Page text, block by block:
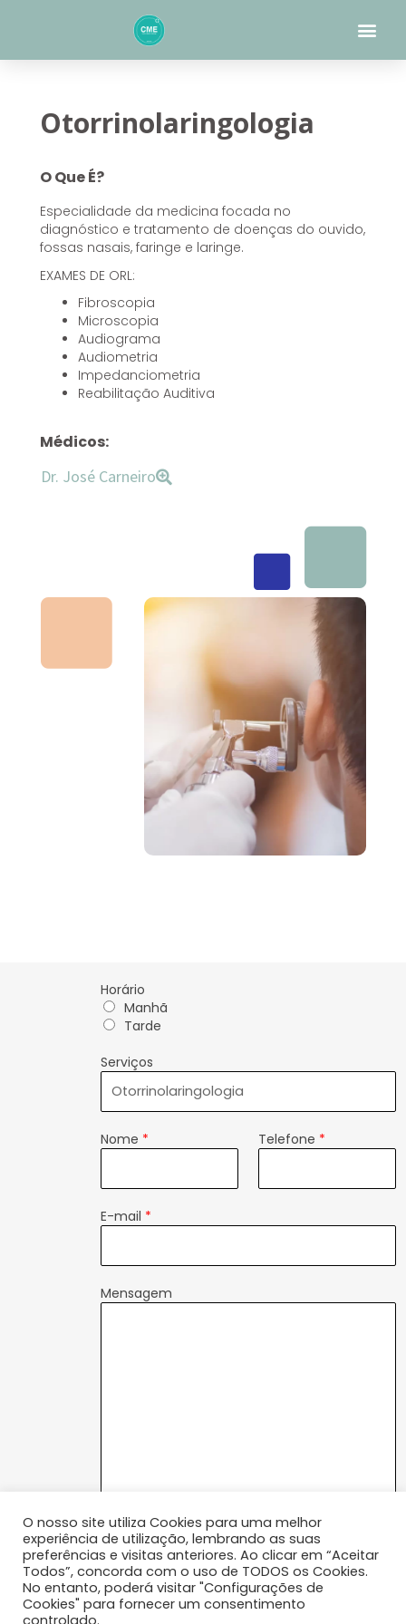
Otorrinolaringologia
O Que É?
Especialidade da medicina focada no
diagnóstico e tratamento de doenças do ouvido,
fossas nasais, faringe e laringe.
EXAMES DE ORL:
Fibroscopia
Microscopia
Audiograma
Audiometria
Impedanciometria
Reabilitação Auditiva
Médicos:
Dr. José Carneiro
Horário
Manhã
Tarde
Serviços
Nome * Telefone *
E-mail *
Mensagem
P
o
l
t
Ao marcar, concordo com a Política de
Privacidade
*As marcações estão sujeitas a confirmação de
disponibilidade
O nosso site utiliza Cookies para uma melhor
experiência de utilização, lembrando as suas
preferências e visitas anteriores. Ao clicar em “Aceitar
Todos”, concorda com o uso de TODOS os Cookies.
No entanto, poderá visitar "Configurações de
Cookies" para fornecer um consentimento
controlado.